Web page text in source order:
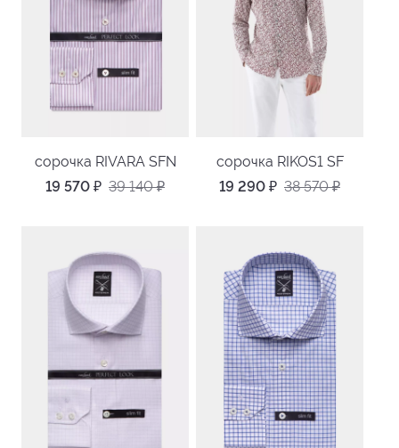
сорочка RIVARA SFN
19 570 ₽ 39 140₽
сорочка RIKOS1 SF
19 290 ₽ 38 570₽